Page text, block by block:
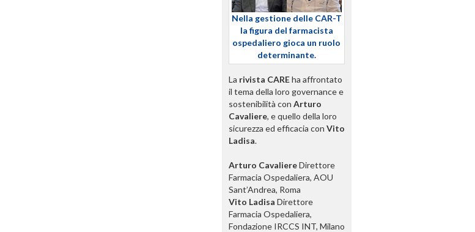
Nella gestione delle CAR-T
la figura del farmacista
ospedaliero gioca un ruolo
determinante.
La rivista CAREha affrontato
il tema della loro governance e
sostenibilità con Arturo
Cavaliere, e quello della loro
sicurezza ed efficacia con Vito
Ladisa.
Arturo CavaliereDirettore
Farmacia Ospedaliera, AOU
Sant’Andrea, Roma
Vito Ladisa Direttore
Farmacia Ospedaliera,
Fondazione IRCCS INT, Milano